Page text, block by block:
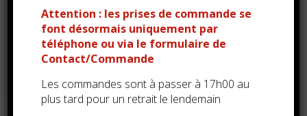
nos produits.
Vous pouvez aussi nous retrouver sur les marchés
partout dans la Manche (voir la rubrique
Attention : les prises de commande se
font désormais uniquement par
téléphone ou via le formulaire de
Contact/Commande
Les commandes sont à passer à 17h00 au
plus tard pour un retrait le lendemain